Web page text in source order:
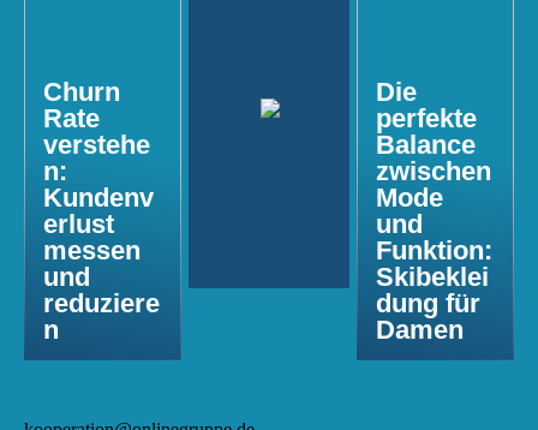
Churn
Rate
verstehe
n:
Kundenv
erlust
messen
und
reduziere
n
Die
perfekte
Balance
zwischen
Mode
und
Funktion:
Skibeklei
dung für
Damen